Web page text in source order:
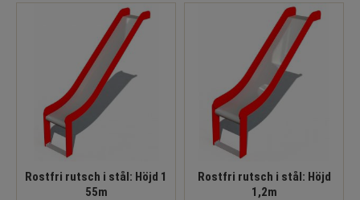
Rostfri rutsch i stål: Höjd 1
55m
Rostfri rutsch i stål: Höjd
1,2m